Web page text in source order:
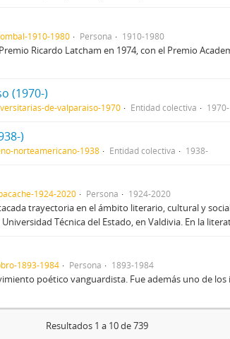
1910-1980 Persona 1910-1980
Ricardo Latcham en 1974, con el Premio
(1970-)
de-valparaiso-1970 Entidad colectiva 1970-
)
norteamericano-1938 Entidad colectiva 1938-
1924-2020 Persona 1924-2020
trayectoria en el ámbito literario, cultural y
Técnica del Estado, en Valdivia. En la
1893-1984 Persona 1893-1984
poético vanguardista. Fue además uno de
Resultados 1 a 10 de 739